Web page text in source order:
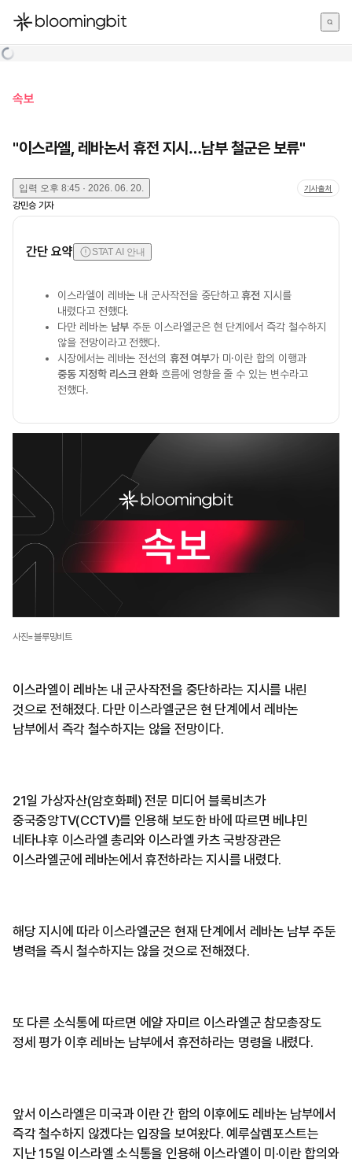
한국어
속보
"이스라엘, 레바논서 휴전 지시…남부 철군은 보류"
입력 오후 8:45 · 2026. 06. 20. 기사출처
강민승 기자
간단 요약 STAT AI 안내
이스라엘이 레바논 내 군사작전을 중단하고휴전 지시를
내렸다고 전했다.
다만 레바논 남부 주둔 이스라엘군은 현 단계에서 즉각 철수하지
않을 전망이라고 전했다.
시장에서는 레바논 전선의휴전 여부가 미·이란 합의 이행과
중동 지정학 리스크 완화 흐름에 영향을 줄 수 있는 변수라고
전했다.
사진=블루밍비트
이스라엘이 레바논 내 군사작전을 중단하라는 지시를 내린
것으로 전해졌다. 다만 이스라엘군은 현 단계에서 레바논
남부에서 즉각 철수하지는 않을 전망이다.
21일 가상자산(암호화폐) 전문 미디어 블록비츠가
중국중앙TV(CCTV)를 인용해 보도한 바에 따르면 베냐민
네타냐후 이스라엘 총리와 이스라엘 카츠 국방장관은
이스라엘군에 레바논에서 휴전하라는 지시를 내렸다.
해당 지시에 따라 이스라엘군은 현재 단계에서 레바논 남부 주둔
병력을 즉시 철수하지는 않을 것으로 전해졌다.
또 다른 소식통에 따르면 에얄 자미르 이스라엘군 참모총장도
정세 평가 이후 레바논 남부에서 휴전하라는 명령을 내렸다.
앞서 이스라엘은 미국과 이란 간 합의 이후에도 레바논 남부에서
즉각 철수하지 않겠다는 입장을 보여왔다. 예루살렘포스트는
지난 15일 이스라엘 소식통을 인용해 이스라엘이 미·이란 합의와